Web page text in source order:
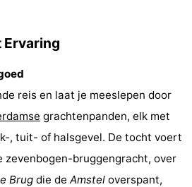
Ervaring
reis en laat je meeslepen door
grachtenpanden, elk met
, tuit- of halsgevel. De tocht voert
zevenbogen-bruggengracht, over
Brug die de Amstel overspant,